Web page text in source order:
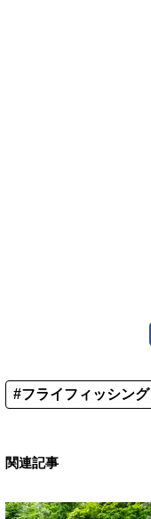
#フライフィッシング
関連記事